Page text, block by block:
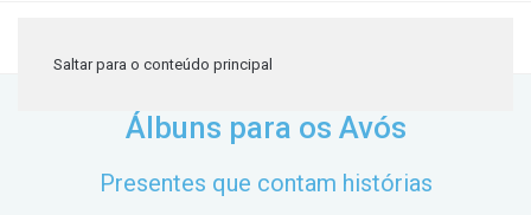
Saltar para o conteúdo principal
Álbuns para os Avós
Presentes que contam histórias